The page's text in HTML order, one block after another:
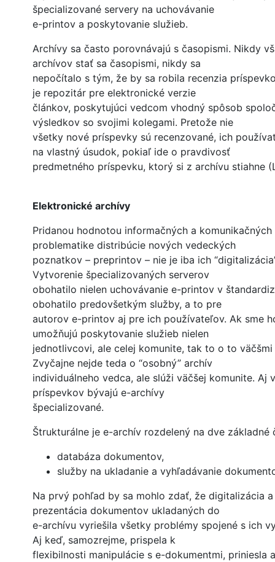
špecializované servery na uchovávanie
e-printov a poskytovanie služieb.
Archívy sa často porovnávajú s časopismi. Nikdy
archívov stať sa časopismi, nikdy sa
nepočítalo s tým, že by sa robila recenzia
je repozitár pre elektronické verzie
článkov, poskytujúci vedcom vhodný spôsob
výsledkov so svojimi kolegami. Pretože nie
všetky nové príspevky sú recenzované, ich
na vlastný úsudok, pokiaľ ide o pravdivosť
predmetného príspevku, ktorý si z archívu stiahne
Elektronické archívy
Pridanou hodnotou informačných a
problematike distribúcie nových vedeckých
poznatkov – preprintov – nie je iba ich
Vytvorenie špecializovaných serverov
obohatilo nielen uchovávanie e-printov v
obohatilo predovšetkým služby, a to pre
autorov e-printov aj pre ich používateľov. Ak sme
umožňujú poskytovanie služieb nielen
jednotlivcovi, ale celej komunite, tak to o to
Zvyčajne nejde teda o “osobný” archív
individuálneho vedca, ale slúži väčšej komunite. Aj
príspevkov bývajú e-archívy
špecializované.
Štrukturálne je e-archív rozdelený na dve základné
databáza dokumentov,
služby na ukladanie a vyhľadávanie
Na prvý pohľad by sa mohlo zdať, že digitalizácia
prezentácia dokumentov ukladaných do
e-archívu vyriešila všetky problémy spojené s ich
Aj keď, samozrejme, prispela k
flexibilnosti manipulácie s e-dokumentmi, priniesla